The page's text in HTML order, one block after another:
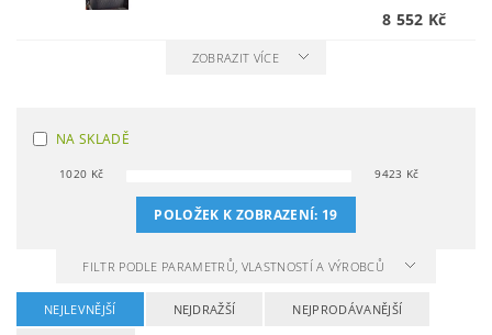
8 552 Kč
ZOBRAZIT VÍCE
NA SKLADĚ
1020 Kč 9423 Kč
POLOŽEK K ZOBRAZENÍ: 19
FILTR PODLE PARAMETRŮ, VLASTNOSTÍ A VÝROBCŮ
NEJLEVNĚJŠÍ NEJDRAŽŠÍ NEJPRODÁVANĚJŠÍ